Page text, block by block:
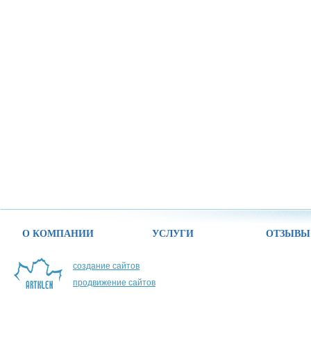
О КОМПАНИИ УСЛУГИ ОТЗЫВЫ
создание сайтов
продвижение сайтов